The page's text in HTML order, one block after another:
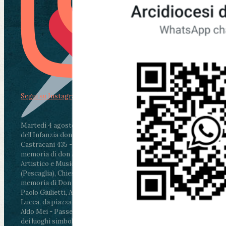
Martedì 4 agosto2026
ore 11:30 - Lucca, Scuola
dell’Infanzia don Aldo Mei - Viale Castruccio
Castracani 435 - Inaugurazione murales in
memoria di don Aldo Mei curato dal Liceo
Artistico e Musicale “Passaglia”
ore 18 - Fiano
(Pescaglia), Chiesa parrocchiale - Messa in
memoria di Don Aldo Mei celebrata da mons.
Paolo Giulietti, Arcivescovo di Lucca
ore 20.30 -
Lucca, da piazza San Michele al Cippo di don
Aldo Mei - Passeggiata della Memoria in alcuni
dei luoghi simbolo della città. Ritrovo alle ore
Segui su Instagram